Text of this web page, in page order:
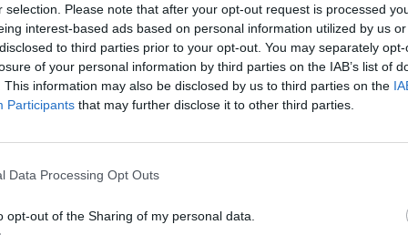
selection. Please note that after your opt-out request is processed
interest-based ads based on personal information utilized by us
to third parties prior to your opt-out. You may separately
of your personal information by third parties on the IAB’s list of
This information may also be disclosed by us to third parties on the
Participants that may further disclose it to other third parties.
Data Processing Opt Outs
opt-out of the Sharing of my personal data.
al de los Erte en España, pero hasta marzo
Reino Unido, donde el Gobierno pagó hasta el
que durante el confinamiento no